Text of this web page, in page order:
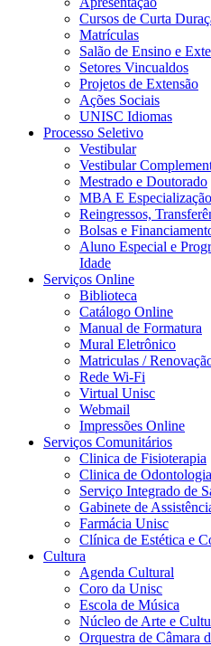
Cursos de Curta
Matrículas
Salão de Ensino e
Setores Vincualdos
Projetos de Extensão
Ações Sociais
UNISC Idiomas
Processo Seletivo
Vestibular
Vestibular
Mestrado e Doutorado
MBA E Especialização
Reingressos,
Bolsas e
Aluno Especial e
Idade
Serviços Online
Biblioteca
Catálogo Online
Manual de Formatura
Mural Eletrônico
Matriculas /
Rede Wi-Fi
Virtual Unisc
Webmail
Impressões Online
Serviços Comunitários
Clinica de Fisioterapia
Clinica de Odontologia
Serviço Integrado de
Gabinete de
Farmácia Unisc
Clínica de Estética e
Cultura
Agenda Cultural
Coro da Unisc
Escola de Música
Núcleo de Arte e
Orquestra de Câmara